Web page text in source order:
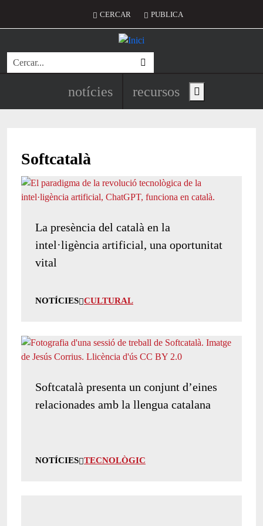
Menú del compte d'usuari
CERCAR PUBLICA
Cerca
Navegació principal de
notícies recursos Show main menu
Softcatalà
La presència del català en la
intel·ligència artificial, una oportunitat
vital
NOTÍCIES CULTURAL
Softcatalà presenta un conjunt d’eines
relacionades amb la llengua catalana
NOTÍCIES TECNOLÒGIC